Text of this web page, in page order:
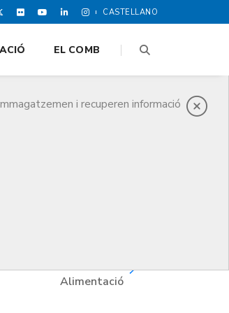
CASTELLANO
i recuperen informació
EL COMB
Alimentació